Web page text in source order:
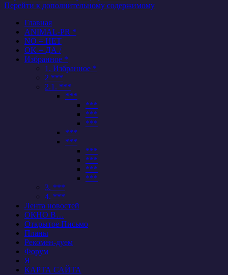
Перейти к дополнительному содержимому
Главная
ANIMAL-PR *
NO = НЕТ
OK = ДА /
Избранное *
1. Избранное *
2 ***
2.1. ***
***
***
***
***
***
***
***
***
***
***
3. ***
4. ***
Лента новостей
ОКНО В…
Открытое Письмо
Планы
Рекомен-дуем
Форум
Я
КАРТА САЙТА